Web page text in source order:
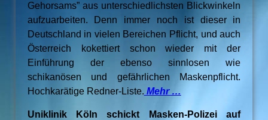
Gehorsams” aus unterschiedlichsten Blickwinkeln
aufzuarbeiten. Denn immer noch ist dieser in
Deutschland in vielen Bereichen Pflicht, und auch
Österreich kokettiert schon wieder mit der
Einführung der ebenso sinnlosen wie
schikanösen und gefährlichen Maskenpflicht.
Hochkarätige Redner-Liste. Mehr …
Uniklinik Köln schickt Masken-Polizei auf